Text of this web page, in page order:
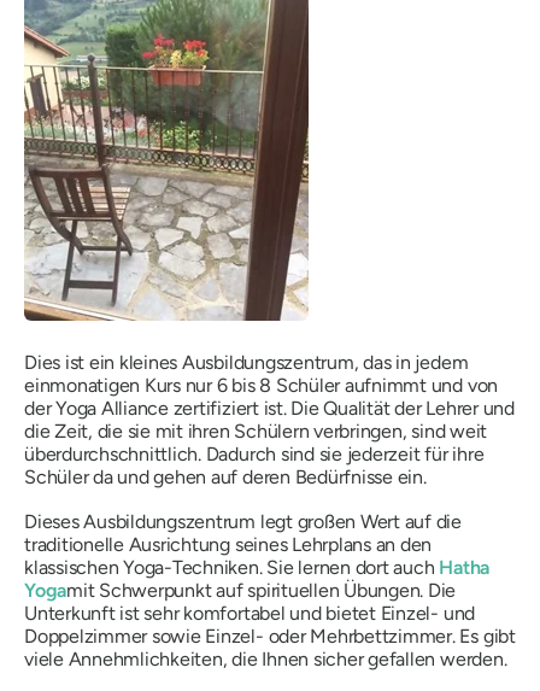
Dies ist ein kleines Ausbildungszentrum, das in jedem
einmonatigen Kurs nur 6 bis 8 Schüler aufnimmt und von
der Yoga Alliance zertifiziert ist. Die Qualität der Lehrer und
die Zeit, die sie mit ihren Schülern verbringen, sind weit
überdurchschnittlich. Dadurch sind sie jederzeit für ihre
Schüler da und gehen auf deren Bedürfnisse ein.
Dieses Ausbildungszentrum legt großen Wert auf die
traditionelle Ausrichtung seines Lehrplans an den
klassischen Yoga-Techniken. Sie lernen dort auch Hatha
Yogamit Schwerpunkt auf spirituellen Übungen. Die
Unterkunft ist sehr komfortabel und bietet Einzel- und
Doppelzimmer sowie Einzel- oder Mehrbettzimmer. Es gibt
viele Annehmlichkeiten, die Ihnen sicher gefallen werden.